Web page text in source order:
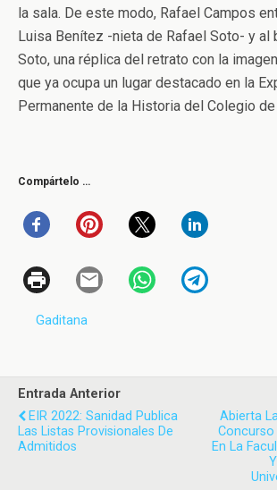
la sala. De este modo, Rafael Campos
Luisa Benítez -nieta de Rafael Soto- y al
Soto, una réplica del retrato con la
que ya ocupa un lugar destacado en la
Permanente de la Historia del Colegio
Compártelo …
Gaditana
Entrada Anterior
EIR 2022: Sanidad Publica
Las Listas Provisionales De
Admitidos
Abierta
Concurso
En La